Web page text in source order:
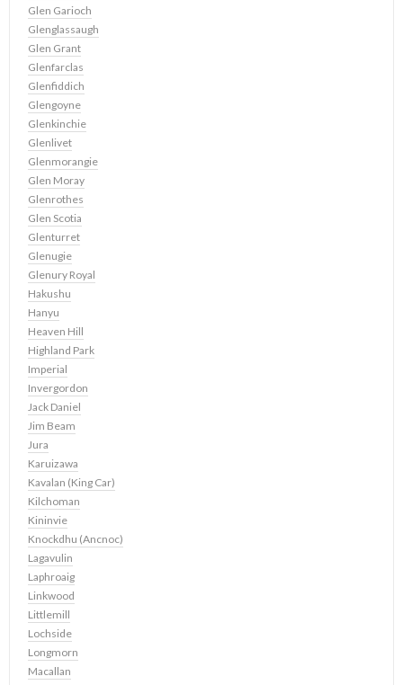
Glen Garioch
Glenglassaugh
Glen Grant
Glenfarclas
Glenfiddich
Glengoyne
Glenkinchie
Glenlivet
Glenmorangie
Glen Moray
Glenrothes
Glen Scotia
Glenturret
Glenugie
Glenury Royal
Hakushu
Hanyu
Heaven Hill
Highland Park
Imperial
Invergordon
Jack Daniel
Jim Beam
Jura
Karuizawa
Kavalan (King Car)
Kilchoman
Kininvie
Knockdhu (Ancnoc)
Lagavulin
Laphroaig
Linkwood
Littlemill
Lochside
Longmorn
Macallan